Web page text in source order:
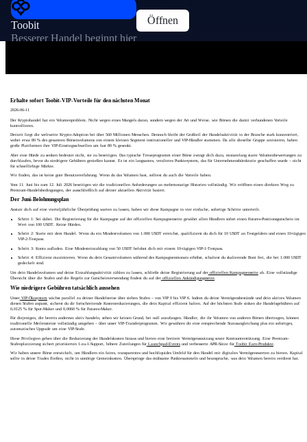
Toobit
Besserer Handel beginnt hier
Öffnen
Erhalte sofort Toobit-VIP-Vorteile für den nächsten Monat
2026-06-11
Der Kryptohandel hat ein Volumenproblem. Nicht wegen eines Mangels daran, sondern wegen der Art und Weise, wie Börsen die damit verbundenen Vorteile
kontrollieren.
Derzeit liegt die weltweite Krypto-Adoption bei über 560 Millionen Menschen. Dennoch bleibt der Großteil der Handelsaktivität in der Branche stark konzentriert,
wobei etwa 80 % des gesamten Börsenvolumens von einem kleinen Segment institutioneller und VIP-Händler stammen. Da alle dieselbe Gruppe anvisieren, haben
große Plattformen ihre VIP-Einstiegsschwellen um fast 80 % gesenkt.
Aber eine Hürde zu senken bedeutet nicht, sie zu beseitigen. Das typische Treueprogramm einer Börse zwingt dich dazu, monatelang starre Volumenbewertungen zu
durchlaufen, bevor du niedrigere Gebühren genießen kannst. Es ist ein langsames, veraltetes Punktesystem, das für Unternehmensbürokratie geschaffen wurde – nicht
für schnelllebige Märkte.
Wir finden, das ist keine gute Benutzererfahrung. Wenn du das Volumen hast, solltest du auch die Vorteile haben.
Vom 11. Juni bis zum 12. Juli 2026 beseitigen wir die traditionellen Anforderungen an mehrmonatige Historien vollständig. Wir eröffnen einen direkten Weg zu
Premium-Handelsbedingungen, der ausschließlich auf deiner aktuellen Aktivität basiert.
Der Juni-Belohnungsplan
Anstatt dich auf eine vierteljährliche Überprüfung warten zu lassen, haben wir diese Kampagne in vier einfache, sofortige Schritte unterteilt.
Schritt 1: Sei dabei. Die Registrierung für die Kampagne auf der offiziellen Kampagnenseite gewährt allen Händlern sofort einen Futures-Positionsgutschein im
Wert von 100 USDT. Keine Hürden.
Schritt 2: Starte mit dem Handel. Wenn du ein Mindestvolumen von 1.000 USDT erreichst, qualifizierst du dich für 10 USDT an Testgeldern und einen 10-tägigen
VIP-2-Testpass.
Schritt 3: Konto aufladen. Eine Mindesteinzahlung von 50 USDT belohnt dich mit einem 10-tägigen VIP-1-Testpass.
Schritt 4: Effizienz maximieren. Wenn du dein Gesamtvolumen während des Kampagnenmonats erhöhst, schaltest du skalierende Boni frei, die bei 1.000 USDT
gedeckelt sind.
Um dein Handelsvolumen und deine Einzahlungsaktivität zählen zu lassen, schließe deine Registrierung auf der offiziellen Kampagnenseiteab. Eine vollständige
Übersicht über die Stufen und die Regeln zur Gutscheinverwendung findest du auf der offiziellen Ankündigungsseite.
Wie niedrigere Gebühren tatsächlich aussehen
Unser VIP-Ökosystemwächst parallel zu deiner Handelsreise über sieben Stufen – von VIP 0 bis VIP 6. Indem du deine Vermögensbestände und dein aktives Volumen
diesen Stufen anpasst, sicherst du dir fortschreitende Kostenreduzierungen, die dein Kapital effizient halten. Auf der höchsten Stufe sinken die Handelsgebühren auf
0,0125 % für Spot-Maker und 0,0060 % für Futures-Maker.
Für diejenigen, die bereits anderswo aktiv handeln, sehen wir keinen Grund, bei null anzufangen. Händler, die ihr Volumen von anderen Börsen übertragen, können
traditionelle Meilensteine vollständig umgehen – über unser VIP-Transferprogramm. Wir gewähren dir eine entsprechende Statusangleichung plus ein sofortiges,
automatisches Upgrade um eine VIP-Stufe.
Diese Privilegien gehen über die Reduzierung der Handelskosten hinaus und bieten eine breitere Vermögensnutzung sowie Kontounterstützung. Eine Premium-
Stufenplatzierung sichert priorisierten 1-zu-1-Support, höhere Zuteilungen für Launchpad-Eventsund verbesserte APR-Sätze für Toobit Earn-Produkte.
Wir haben unsere Börse entwickelt, um Händlern ein faires, transparentes und hochliquides Umfeld für den Handel mit digitalen Vermögenswerten zu bieten. Kapital
sollte in deine Trades fließen, nicht in unnötige Gemeinkosten. Überspringe das mühsame Punktesammeln und beanspruche, was dein Volumen bereits verdient hat.